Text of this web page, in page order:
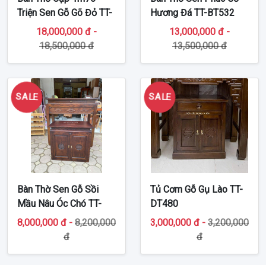
Triện Sen Gỗ Gõ Đỏ TT-
BT25218,000,000 đ -
18,500,000 đ
Hương Đá TT-BT532
13,000,000 đ -
13,500,000 đ
SALE
Bàn Thờ Sen Gỗ Sồi
Mầu Nâu Óc Chó TT-
BT531
8,000,000 đ - 8,200,000
đ
SALE
Tủ Cơm Gỗ Gụ Lào TT-
DT480
3,000,000 đ - 3,200,000
đ